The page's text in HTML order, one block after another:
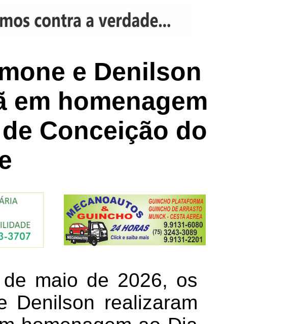
e Denilson
em homenagem
Conceição do
maio de 2026, os
Denilson realizaram